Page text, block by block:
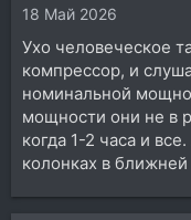
18 Май 2026
Ухо человеческое
компрессор, и
номинальной
мощности они не в
когда 1-2 часа и
колонках в ближней